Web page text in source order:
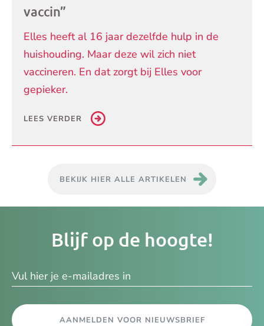
vaccin”
Elles heeft al 16 jaar dezelfde hulp in de
huishouding. Maar deze wil zich niet
vaccineren. En dat zorgt bij Elles voor
gepieker.
LEES VERDER
BEKIJK HIER ALLE ARTIKELEN
Blijf op de hoogte!
AANMELDEN VOOR NIEUWSBRIEF